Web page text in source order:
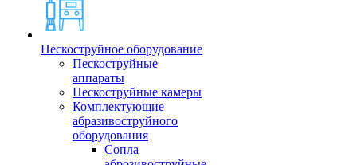
Пескоструйное оборудование
Пескоструйные
аппараты
Пескоструйные камеры
Комплектующие
абразивоструйного
оборудования
Сопла